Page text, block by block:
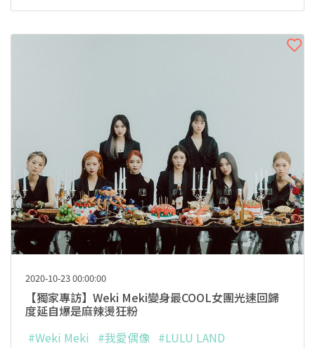
2020-10-23 00:00:00
【獨家專訪】Weki Meki變身最COOL女團光速回歸
度延自爆是麻辣燙狂粉
#Weki Meki
#我愛偶像 #LULU LAND